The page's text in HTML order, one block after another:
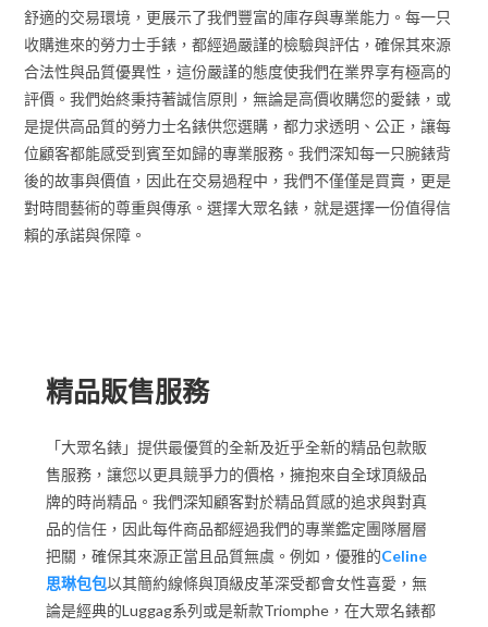
舒適的交易環境，更展示了我們豐富的庫存與專業能力。每一只
收購進來的勞力士手錶，都經過嚴謹的檢驗與評估，確保其來源
合法性與品質優異性，這份嚴謹的態度使我們在業界享有極高的
評價。我們始終秉持著誠信原則，無論是高價收購您的愛錶，或
是提供高品質的勞力士名錶供您選購，都力求透明、公正，讓每
位顧客都能感受到賓至如歸的專業服務。我們深知每一只腕錶背
後的故事與價值，因此在交易過程中，我們不僅僅是買賣，更是
對時間藝術的尊重與傳承。選擇大眾名錶，就是選擇一份值得信
賴的承諾與保障。
精品販售服務
「大眾名錶」提供最優質的全新及近乎全新的精品包款販
售服務，讓您以更具競爭力的價格，擁抱來自全球頂級品
牌的時尚精品。我們深知顧客對於精品質感的追求與對真
品的信任，因此每件商品都經過我們的專業鑑定團隊層層
把關，確保其來源正當且品質無虞。例如，優雅的Celine
思琳包包以其簡約線條與頂級皮革深受都會女性喜愛，無
論是經典的Luggag系列或是新款Triomphe，在大眾名錶都